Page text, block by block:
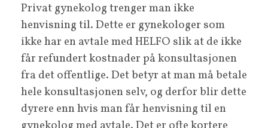
Privat gynekolog trenger man ikke
henvisning til. Dette er gynekologer som
ikke har en avtale med HELFO slik at de ikke
får refundert kostnader på konsultasjonen
fra det offentlige. Det betyr at man må betale
hele konsultasjonen selv, og derfor blir dette
dyrere enn hvis man får henvisning til en